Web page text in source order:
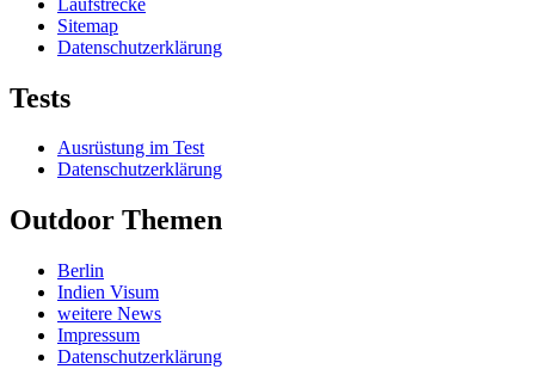
Sitemap
Datenschutzerklärung
Tests
Ausrüstung im Test
Datenschutzerklärung
Outdoor Themen
Berlin
Indien Visum
weitere News
Impressum
Datenschutzerklärung